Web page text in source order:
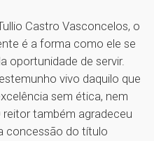
Castro Vasconcelos, o
é a forma como ele se
oportunidade de servir.
vivo daquilo que
sem ética, nem
reitor também agradeceu
concessão do título